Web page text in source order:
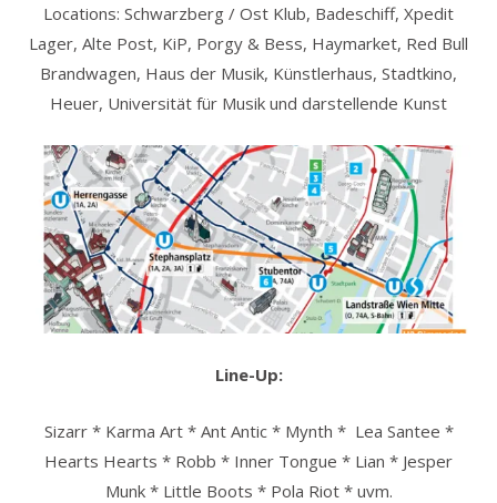
Locations: Schwarzberg / Ost Klub, Badeschiff, Xpedit
Lager, Alte Post, KiP, Porgy & Bess, Haymarket, Red Bull
Brandwagen, Haus der Musik, Künstlerhaus, Stadtkino,
Heuer, Universität für Musik und darstellende Kunst
Line-Up:
Sizarr * Karma Art * Ant Antic * Mynth * Lea Santee *
Hearts Hearts * Robb * Inner Tongue * Lian * Jesper
Munk * Little Boots * Pola Riot * uvm.